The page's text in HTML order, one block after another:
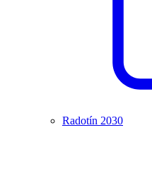
Radotín 2030